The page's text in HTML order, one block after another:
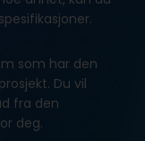
som har den
Du vil
fra den
deg.